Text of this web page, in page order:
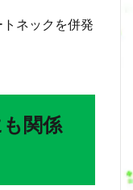
ネックを併発
関係